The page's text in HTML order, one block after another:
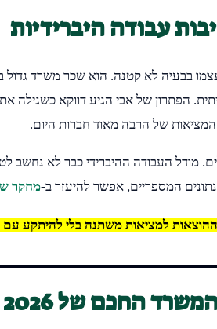
עבודה היברידיות
בבעיה לא קטנה. הוא שכר משרד גדול
הפתרון של אבי הגיע דווקא
של הרבה מאוד חברות היום.
מודל העבודה ההיברידי כבר לא נחשב
המספריים, אפשר להיעזר ב-מחקר
למציאות משתנה בלי להיתקע עם
החכם של 2026